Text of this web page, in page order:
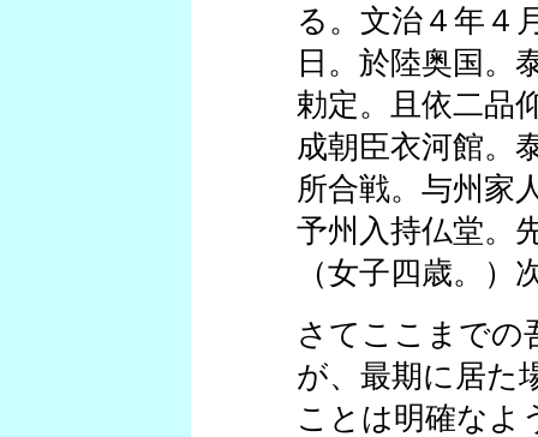
る。文治４年４
日。於陸奥国
勅定。且依二品
成朝臣衣河館。
所合戦。与州家
予州入持仏堂。
（女子四歳。）
さてここまでの
が、最期に居た
ことは明確なよ